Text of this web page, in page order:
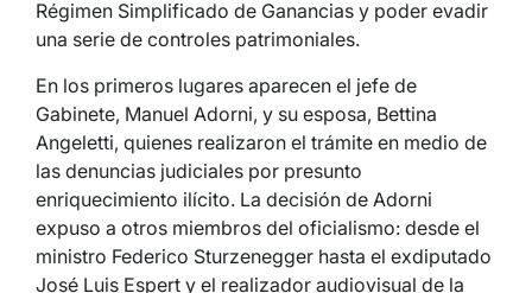
Régimen Simplificado de Ganancias y poder evadir
una serie de controles patrimoniales.
En los primeros lugares aparecen el jefe de
Gabinete, Manuel Adorni, y su esposa, Bettina
Angeletti, quienes realizaron el trámite en medio de
las denuncias judiciales por presunto
enriquecimiento ilícito. La decisión de Adorni
expuso a otros miembros del oficialismo: desde el
ministro Federico Sturzenegger hasta el exdiputado
José Luis Espert y el realizador audiovisual de la